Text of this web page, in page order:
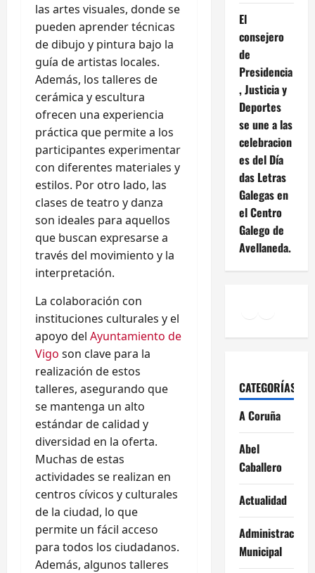
las artes visuales, donde se
pueden aprender técnicas
de dibujo y pintura bajo la
guía de artistas locales.
Además, los talleres de
cerámica y escultura
ofrecen una experiencia
práctica que permite a los
participantes experimentar
con diferentes materiales y
estilos. Por otro lado, las
clases de teatro y danza
son ideales para aquellos
que buscan expresarse a
través del movimiento y la
interpretación.
La colaboración con
instituciones culturales y el
apoyo del Ayuntamiento de
Vigo son clave para la
realización de estos
talleres, asegurando que
se mantenga un alto
estándar de calidad y
diversidad en la oferta.
Muchas de estas
actividades se realizan en
centros cívicos y culturales
de la ciudad, lo que
permite un fácil acceso
para todos los ciudadanos.
Además, algunos talleres
El
consejero
de
Presidencia
, Justicia y
Deportes
se une a las
celebracion
es del Día
das Letras
Galegas en
el Centro
Galego de
Avellaneda.
CATEGORÍAS
A Coruña
Abel
Caballero
Actualidad
Administración
Municipal